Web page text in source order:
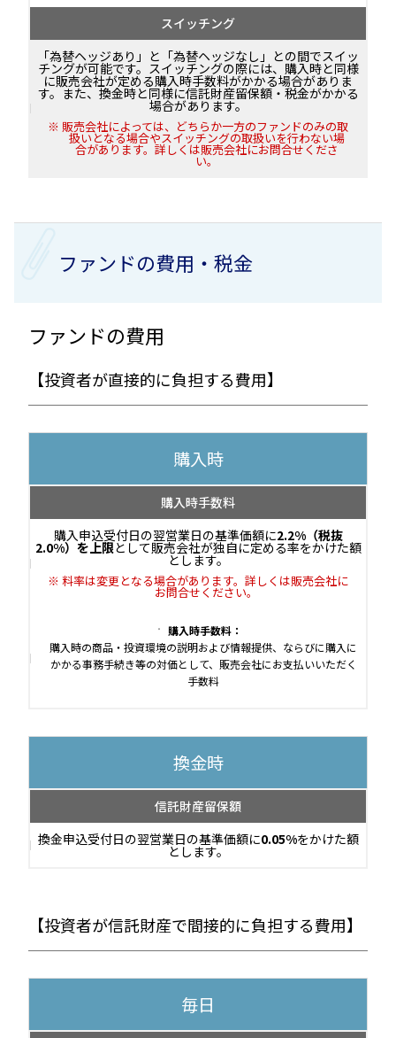
スイッチング
「為替ヘッジあり」と「為替ヘッジなし」との間でスイッ
チングが可能です。スイッチングの際には、購入時と同様
に販売会社が定める購入時手数料がかかる場合がありま
す。また、換金時と同様に信託財産留保額・税金がかかる
場合があります。
販売会社によっては、どちらか一方のファンドのみの取
扱いとなる場合やスイッチングの取扱いを行わない場
合があります。詳しくは販売会社にお問合せくださ
い。
ファンドの費用・税金
ファンドの費用
【投資者が直接的に負担する費用】
購入時
購入時手数料
購入申込受付日の翌営業日の基準価額に2.2%（税抜
2.0%）を上限として販売会社が独自に定める率をかけた額
とします。
料率は変更となる場合があります。詳しくは販売会社に
お問合せください。
購入時手数料：
購入時の商品・投資環境の説明および情報提供、ならびに購入に
かかる事務手続き等の対価として、販売会社にお支払いいただく
手数料
換金時
信託財産留保額
換金申込受付日の翌営業日の基準価額に0.05%をかけた額
とします。
【投資者が信託財産で間接的に負担する費用】
毎日